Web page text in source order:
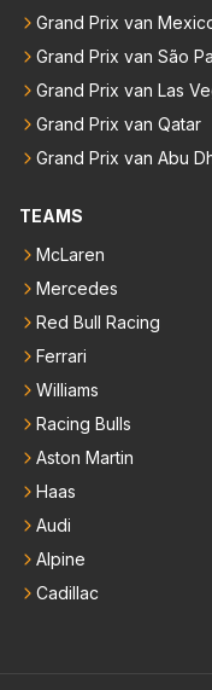
Grand Prix van
Grand Prix van São
Grand Prix van Las
Grand Prix van Qatar
Grand Prix van Abu
TEAMS
McLaren
Mercedes
Red Bull Racing
Ferrari
Williams
Racing Bulls
Aston Martin
Haas
Audi
Alpine
Cadillac